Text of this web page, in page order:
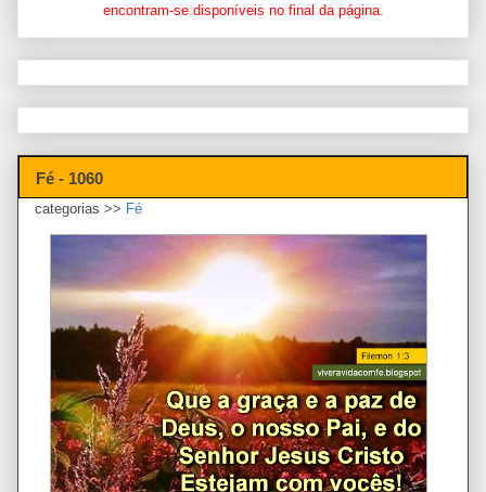
encontram-se disponíveis no final da página.
Fé - 1060
categorias >> Fé